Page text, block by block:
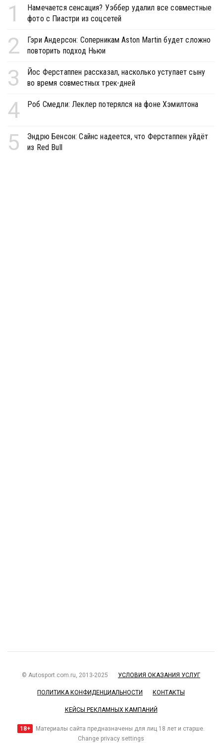
1
Намечается сенсация? Уэббер удалил все совместные
фото с Пиастри из соцсетей
2
Гэри Андерсон: Соперникам Aston Martin будет сложно
повторить подход Ньюи
3
Йос Ферстаппен рассказал, насколько уступает сыну
во время совместных трек-дней
4 Роб Смедли: Леклер потерялся на фоне Хэмилтона
5
Эндрю Бенсон: Сайнс надеется, что Ферстаппен уйдёт
из Red Bull
© Autosport.com.ru, 2013-2025 УСЛОВИЯ ОКАЗАНИЯ УСЛУГ
ПОЛИТИКА КОНФИДЕНЦИАЛЬНОСТИ КОНТАКТЫ
КЕЙСЫ РЕКЛАМНЫХ КАМПАНИЙ
18+
Материалы сайта предназначены для лиц 18 лет и старше.
Change privacy settings